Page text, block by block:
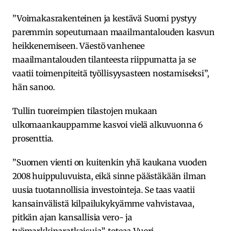
”Voimakasrakenteinen ja kestävä Suomi pystyy
paremmin sopeutumaan maailmantalouden kasvun
heikkenemiseen. Väestö vanhenee
maailmantalouden tilanteesta riippumatta ja se
vaatii toimenpiteitä työllisyysasteen nostamiseksi”,
hän sanoo.
Tullin tuoreimpien tilastojen mukaan
ulkomaankauppamme kasvoi vielä alkuvuonna 6
prosenttia.
”Suomen vienti on kuitenkin yhä kaukana vuoden
2008 huippuluvuista, eikä sinne päästäkään ilman
uusia tuotannollisia investointeja. Se taas vaatii
kansainvälistä kilpailukykyämme vahvistavaa,
pitkän ajan kansallisia vero- ja